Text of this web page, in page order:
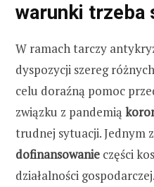
warunki trzeba
W ramach tarczy
dyspozycji szereg
celu doraźną pomoc
związku z pandemią
trudnej sytuacji. Jednym
dofinansowanie części
działalności